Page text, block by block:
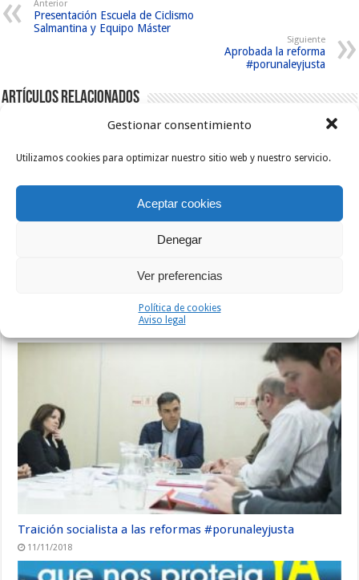
Gestionar consentimiento
Utilizamos cookies para optimizar nuestro sitio web y nuestro servicio.
Aceptar cookies
Denegar
Ver preferencias
Política de cookies
Aviso legal
Anterior
Presentación Escuela de Ciclismo
Salmantina y Equipo Máster
Siguiente
Aprobada la reforma
#porunaleyjusta
Artículos relacionados
Aprobada la reforma #porunaleyjusta
Traición socialista a las reformas #porunaleyjusta
11/11/2018